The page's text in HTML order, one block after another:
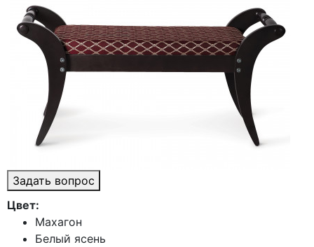
Задать вопрос
Цвет:
Махагон
Белый ясень